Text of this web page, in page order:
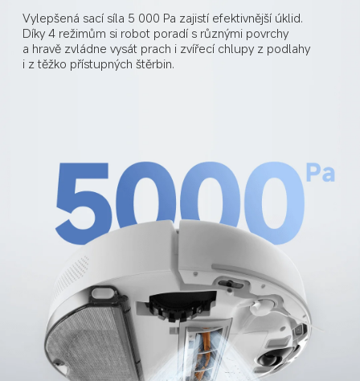
Vylepšená sací síla 5 000 Pa zajistí efektivnější úklid.
Díky 4 režimům si robot poradí s různými povrchy
a hravě zvládne vysát prach i zvířecí chlupy z podlahy
i z těžko přístupných štěrbin.